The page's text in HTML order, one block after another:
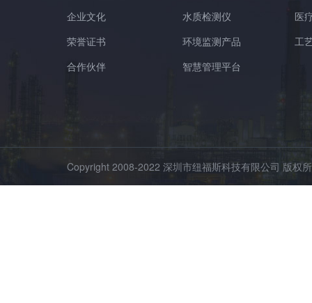
企业文化
荣誉证书
合作伙伴
水质检测仪
环境监测产品
智慧管理平台
医
工
Copyright 2008-2022 深圳市纽福斯科技有限公司 版